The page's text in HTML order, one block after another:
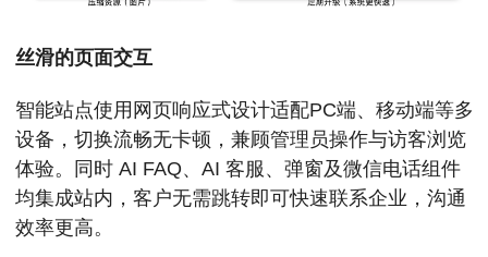
丝滑的页面交互
智能站点使用网页响应式设计适配PC端、移动端等多
设备，切换流畅无卡顿，兼顾管理员操作与访客浏览
体验。同时 AI FAQ、AI 客服、弹窗及微信电话组件
均集成站内，客户无需跳转即可快速联系企业，沟通
效率更高。